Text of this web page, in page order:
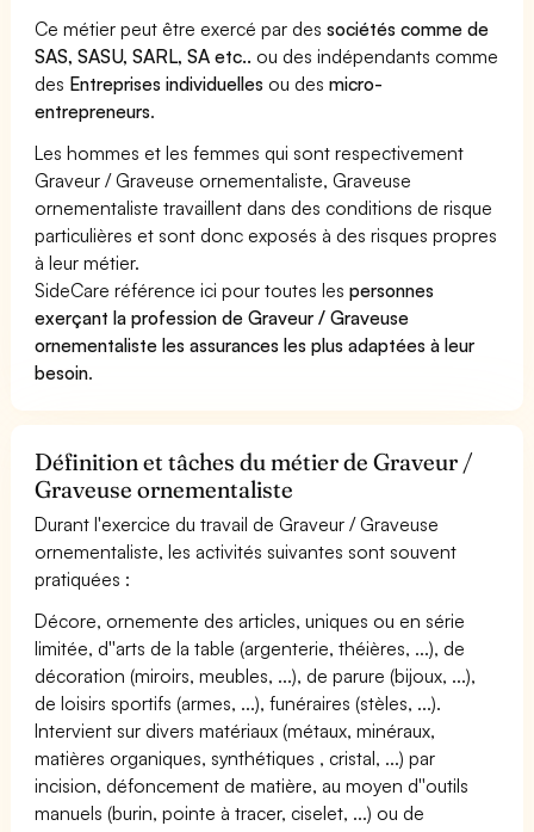
Ce métier peut être exercé par dessociétés comme de
SAS, SASU, SARL, SA etc.. ou des indépendants comme
des Entreprises individuelles ou desmicro-
entrepreneurs.
Les hommes et les femmes qui sont respectivement
Graveur / Graveuse ornementaliste, Graveuse
ornementaliste travaillent dans des conditions de risque
particulières et sont donc exposés à des risques propres
à leur métier.
SideCare référence ici pour toutes lespersonnes
exerçant la profession de Graveur / Graveuse
ornementaliste les assurances les plus adaptées à leur
besoin.
Définition et tâches du métier de Graveur /
Graveuse ornementaliste
Durant l'exercice du travail de Graveur / Graveuse
ornementaliste, les activités suivantes sont souvent
pratiquées :
Décore, ornemente des articles, uniques ou en série
limitée, d''arts de la table (argenterie, théières, ...), de
décoration (miroirs, meubles, ...), de parure (bijoux, ...),
de loisirs sportifs (armes, ...), funéraires (stèles, ...).
Intervient sur divers matériaux (métaux, minéraux,
matières organiques, synthétiques , cristal, ...) par
incision, défoncement de matière, au moyen d''outils
manuels (burin, pointe à tracer, ciselet, ...) ou de